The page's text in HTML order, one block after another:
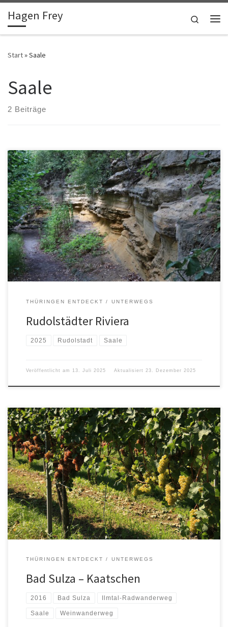
Zum Inhalt springen
Hagen Frey
Search
Start»Saale
Saale
2 Beiträge
THÜRINGEN ENTDECKT UNTERWEGS
Rudolstädter Riviera
2025 Rudolstadt Saale
Veröffentlicht am 13. Juli 2025 Aktualisiert 23. Dezember 2025
THÜRINGEN ENTDECKT UNTERWEGS
Bad Sulza – Kaatschen
2016 Bad Sulza Ilmtal-Radwanderweg
Saale Weinwanderweg